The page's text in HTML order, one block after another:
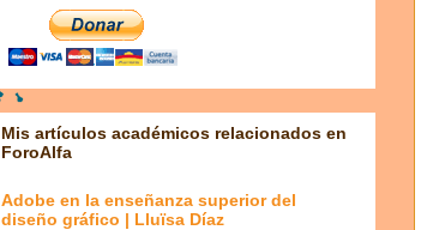
Mis artículos académicos relacionados en
ForoAlfa
Adobe en la enseñanza superior del
diseño gráfico | Lluïsa Díaz